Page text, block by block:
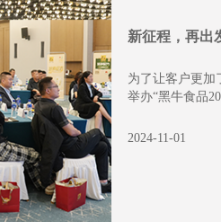
新征程，再出
为了让客户更加
举办“黑牛食品
2024-11-01